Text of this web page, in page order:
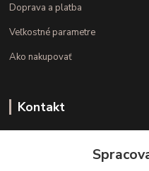
Doprava a platba
Veľkostné parametre
Ako nakupovať
Kontakt
(Po.-Pi. 10.00 - 15.00)